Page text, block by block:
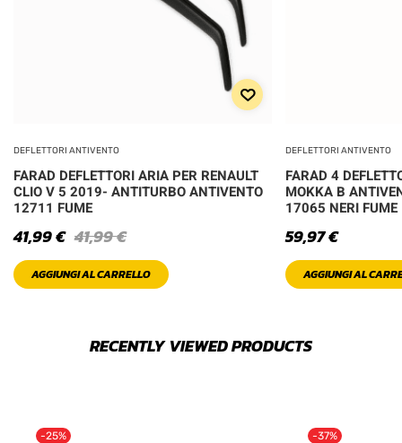
DEFLETTORI ANTIVENTO
FARAD DEFLETTORI ARIA PER RENAULT
CLIO V 5 2019- ANTITURBO ANTIVENTO
12711 FUME
41,99€
41,99€
AGGIUNGI AL CARRELLO
DEFLETTORI ANTIVENTO
FARAD 4
MOKKA B
17065 NERI FUME
59,97€
AGGIUNGI AL
RECENTLY VIEWED PRODUCTS
-25% -37%